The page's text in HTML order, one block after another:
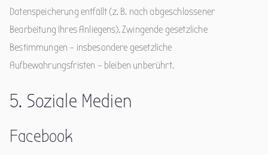
Datenspeicherung entfällt (z. B. nach abgeschlossener
Bearbeitung Ihres Anliegens). Zwingende gesetzliche
Bestimmungen – insbesondere gesetzliche
Aufbewahrungsfristen – bleiben unberührt.
5. Soziale Medien
Facebook